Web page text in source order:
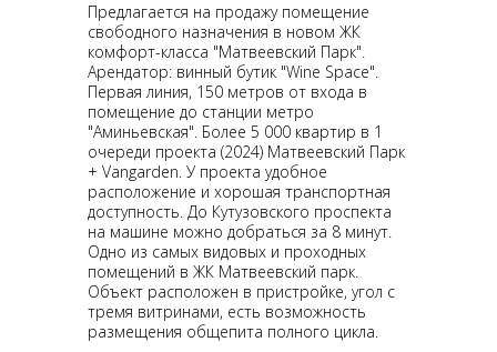
Предлагается на продажу помещение
свободного назначения в новом ЖК
комфорт-класса "Матвеевский Парк".
Арендатор: винный бутик "Wine Space".
Первая линия, 150 метров от входа в
помещение до станции метро
"Аминьевская". Более 5 000 квартир в 1
очереди проекта (2024) Матвеевский Парк
+ Vangarden. У проекта удобное
расположение и хорошая транспортная
доступность. До Кутузовского проспекта
на машине можно добраться за 8 минут.
Одно из самых видовых и проходных
помещений в ЖК Матвеевский парк.
Объект расположен в пристройке, угол с
тремя витринами, есть возможность
размещения общепита полного цикла.